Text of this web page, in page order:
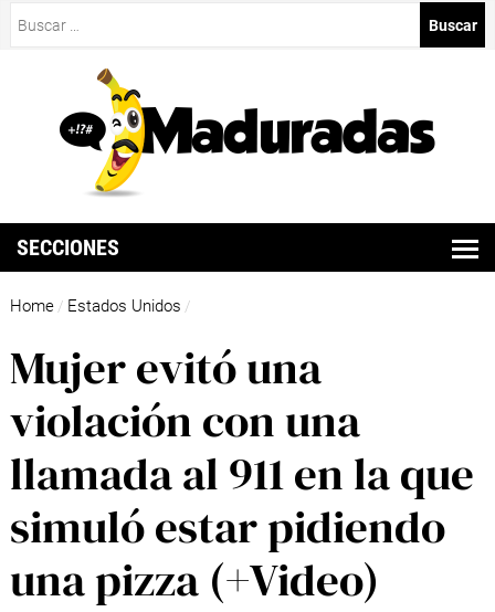
SECCIONES
Home / Estados Unidos /
Mujer evitó una
violación con una
llamada al 911 en la que
simuló estar pidiendo
una pizza (+Video)